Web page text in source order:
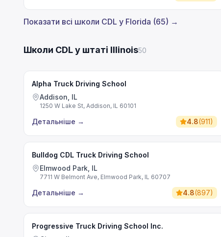
Показати всі школи CDL у Florida (65) →
Школи CDL у штаті Illinois50
Alpha Truck Driving School
Addison, IL
1250 W Lake St, Addison, IL 60101
Детальніше → 4.8(911)
Bulldog CDL Truck Driving School
Elmwood Park, IL
7711 W Belmont Ave, Elmwood Park, IL 60707
Детальніше → 4.8(897)
Progressive Truck Driving School Inc.